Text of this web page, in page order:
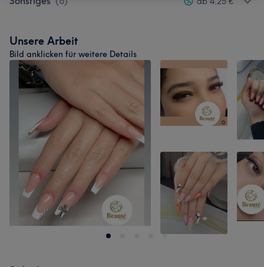
Unsere Arbeit
Bild anklicken für weitere Details